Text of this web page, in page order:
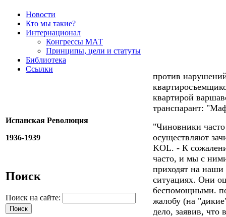
Новости
Кто мы такие?
Интернационал
Конгрессы МАТ
Принципы, цели и статуты
Библиотека
Ссылки
Испанская Революция
1936-1939
Поиск
Поиск на сайте:
против
квартирой
транспарант:
"Чиновники
осуществляют
KOL. - К
часто, и мы с
приходят на
ситуациях. Они
беспомощными.
жалобу (на
дело, заявив, что